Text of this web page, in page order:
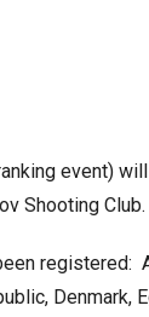
event)
Shooting Club.
registered:
Denmark,